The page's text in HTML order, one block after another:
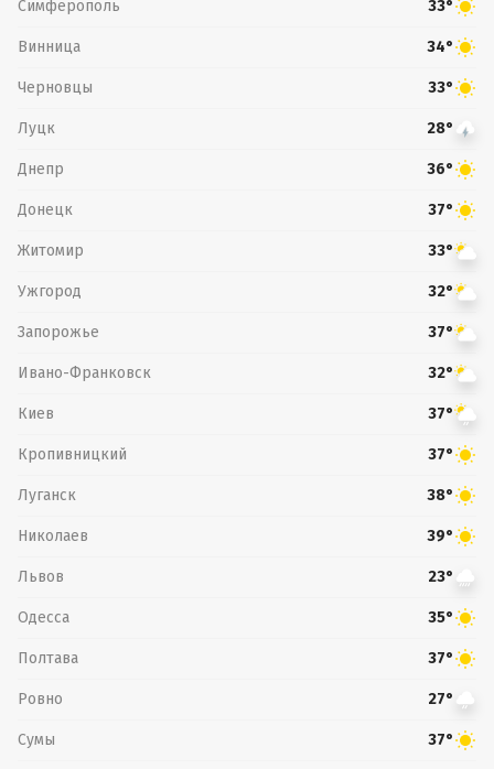
Симферополь 33°
Винница 34°
Черновцы 33°
Луцк 28°
Днепр 36°
Донецк 37°
Житомир 33°
Ужгород 32°
Запорожье 37°
Ивано-Франковск 32°
Киев 37°
Кропивницкий 37°
Луганск 38°
Николаев 39°
Львов 23°
Одесса 35°
Полтава 37°
Ровно 27°
Сумы 37°